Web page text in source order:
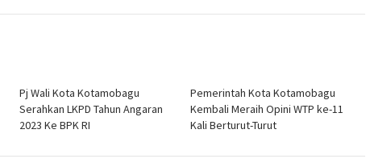
Pj Wali Kota Kotamobagu
Serahkan LKPD Tahun Angaran
2023 Ke BPK RI
Pemerintah Kota Kotamobagu
Kembali Meraih Opini WTP ke-11
Kali Berturut-Turut